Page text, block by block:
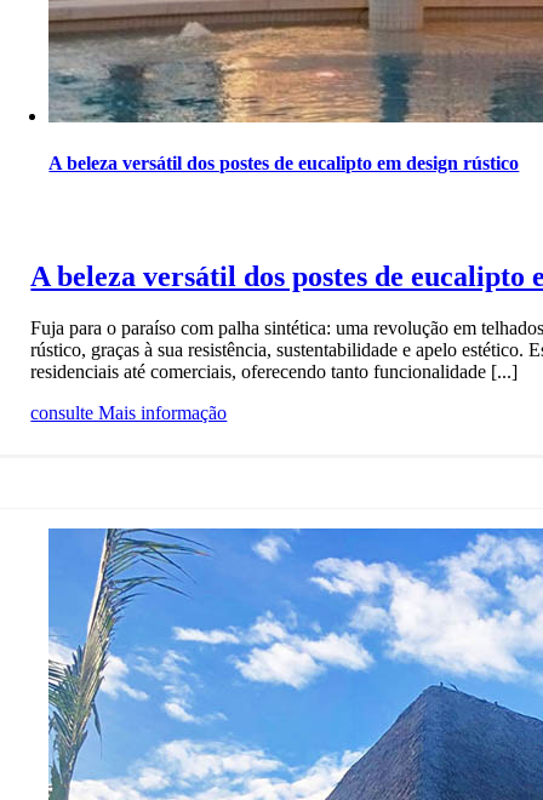
A beleza versátil dos postes de eucalipto em design rústico
A beleza versátil dos postes de eucalipto
Fuja para o paraíso com palha sintética: uma revolução em
rústico, graças à sua resistência, sustentabilidade e apelo estético.
residenciais até comerciais, oferecendo tanto funcionalidade [...]
consulte Mais informação